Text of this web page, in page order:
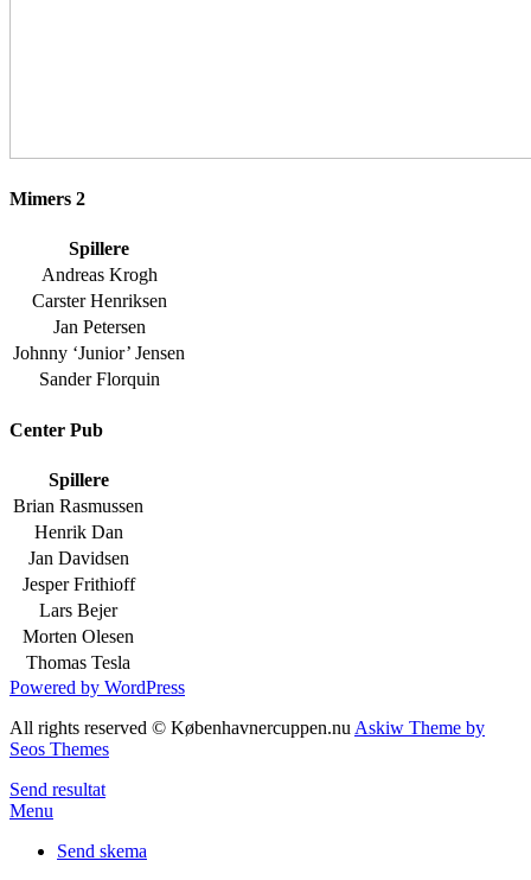
Mimers 2
Spillere
Andreas Krogh
Carster Henriksen
Jan Petersen
Johnny ‘Junior’ Jensen
Sander Florquin
Center Pub
Spillere
Brian Rasmussen
Henrik Dan
Jan Davidsen
Jesper Frithioff
Lars Bejer
Morten Olesen
Thomas Tesla
Powered by WordPress
All rights reserved © Københavnercuppen.nu Askiw Theme by
Seos Themes
Send resultat
Menu
Send skema